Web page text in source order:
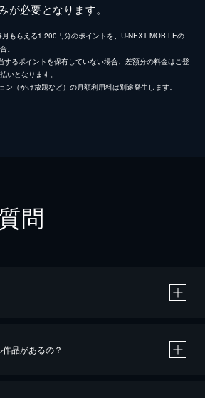
が必要となります。
もらえる1,200円分のポイントを、U-NEXT MOBILEの
。
するポイントを保有していない場合、差額分の料金はご登
いとなります。
（かけ放題など）の月額利用料は別途発生します。
問
品があるの？